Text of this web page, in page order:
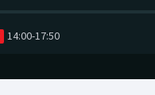
14:00-17:50